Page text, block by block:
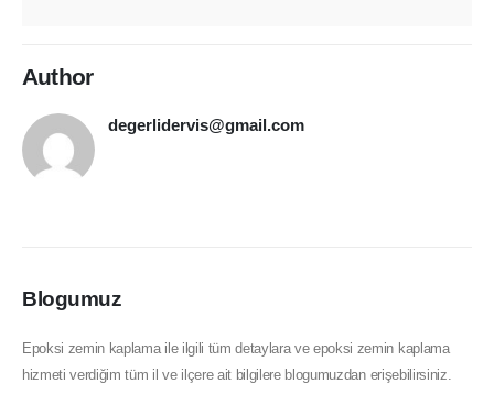
Author
degerlidervis@gmail.com
Blogumuz
Epoksi zemin kaplama ile ilgili tüm detaylara ve epoksi zemin kaplama
hizmeti verdiğim tüm il ve ilçere ait bilgilere blogumuzdan erişebilirsiniz.